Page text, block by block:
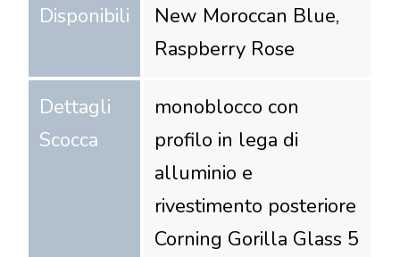
Disponibili
New Moroccan Blue,
Raspberry Rose
Dettagli
Scocca
monoblocco con
profilo in lega di
alluminio e
rivestimento posteriore
Corning Gorilla Glass 5